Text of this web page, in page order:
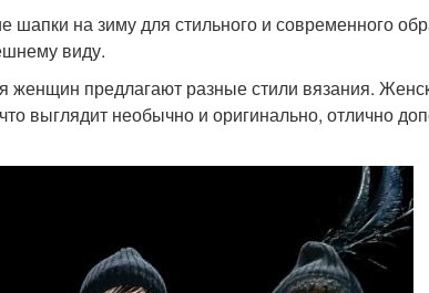
на зиму для стильного и современного
виду.
предлагают разные стили вязания.
выглядит необычно и оригинально, отлично